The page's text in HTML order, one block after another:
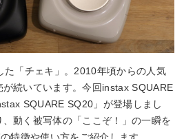
た「チェキ」。2010年頃からの人気
続いています。今回instax SQUARE
SQUARE SQ20」が登場しまし
動く被写体の「ここぞ！」の一瞬を